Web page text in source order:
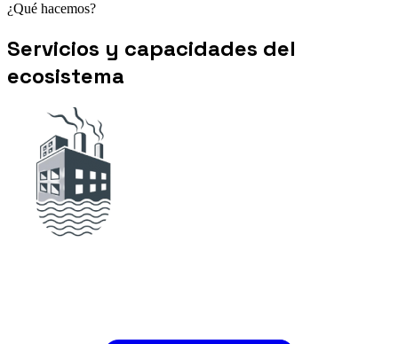
¿Qué hacemos?
Servicios y capacidades del
ecosistema